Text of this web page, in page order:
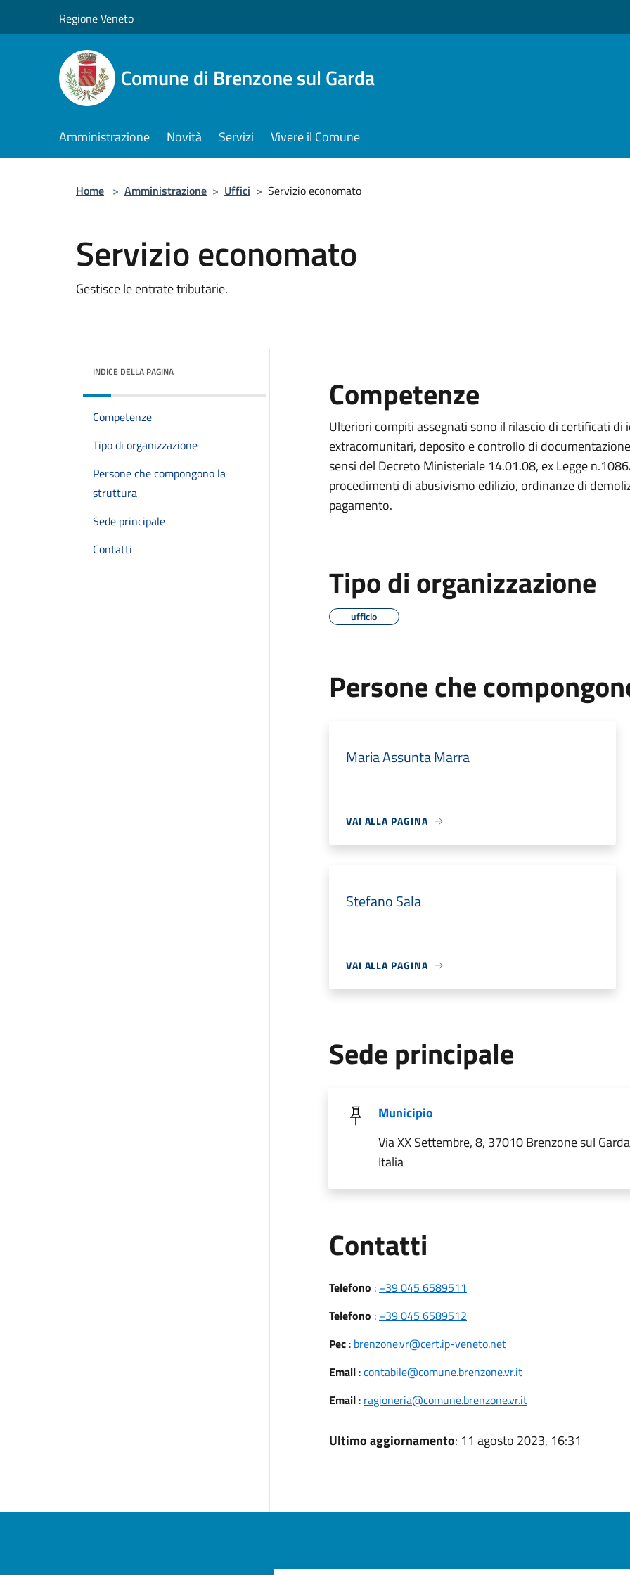
Regione Veneto
Comune di Brenzone sul Garda
Amministrazione Novità Servizi Vivere il Comune
Home > Amministrazione > Uffici > Servizio economato
Servizio economato
Gestisce le entrate tributarie.
INDICE DELLA PAGINA
Competenze
Tipo di organizzazione
Persone che compongono la
struttura
Sede principale
Contatti
Competenze
Ulteriori compiti assegnati sono il rilascio di certificati
extracomunitari, deposito e controllo di
sensi del Decreto Ministeriale 14.01.08, ex Legge
procedimenti di abusivismo edilizio, ordinanze di
pagamento.
Tipo di organizzazione
ufficio
Persone che
Maria Assunta Marra
VAI ALLA PAGINA
Stefano Sala
VAI ALLA PAGINA
Sede principale
Municipio
Via XX Settembre, 8, 37010 Brenzone sul
Italia
Contatti
Telefono : +39 045 6589511
Telefono : +39 045 6589512
Pec: brenzone.vr@cert.ip-veneto.net
Email:contabile@comune.brenzone.vr.it
Email: ragioneria@comune.brenzone.vr.it
Ultimo aggiornamento: 11 agosto 2023, 16:31